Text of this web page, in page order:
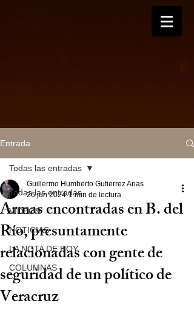
Entrada
Todas las entradas
VIDEOS
NOTICIAS
LA NOTA DE HOY
COLUMNAS
Todas las entradas
Armas encontradas en B. del
Río, presuntamente
relacionadas con gente de
seguridad de un político de
Veracruz
Guillermo Humberto Gutierrez Arias
26 jun 2024 1 min de lectura